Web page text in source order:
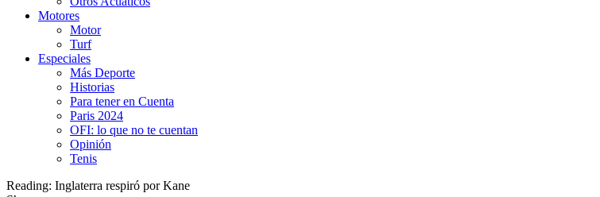
Motores
Motor
Turf
Especiales
Más Deporte
Historias
Para tener en Cuenta
Paris 2024
OFI: lo que no te cuentan
Opinión
Tenis
Reading: Inglaterra respiró por Kane